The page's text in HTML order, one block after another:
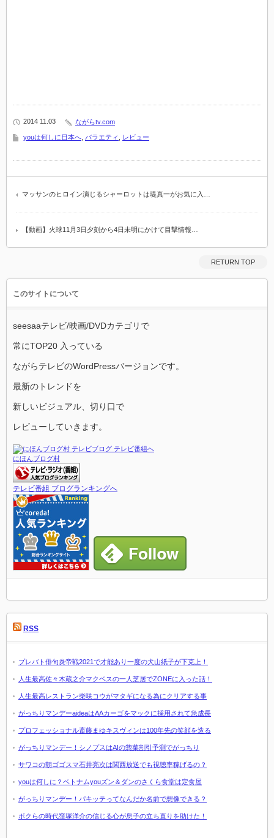
2014 11.03 ながらtv.com
youは何しに日本へ バラエティ レビュー
マッサンのヒロイン演じるシャーロットは堤真一がお気に入…
【動画】火球11月3日夕刻から4日未明にかけて目撃情報…
RETURN TOP
このサイトについて
seesaaテレビ/映画/DVDカテゴリで
常にTOP20 入っている
ながらテレビのWordPressバージョンです。
最新のトレンドを
新しいビジュアル、切り口で
レビューしていきます。
にほんブログ村
テレビ番組 ブログランキングへ
RSS
プレバト俳句炎帝戦2021で才能あり一度の犬山紙子が下克上！
人生最高佐々木蔵之介マクベスの一人芝居でZONEに入った話！
人生最高レストラン柴咲コウがマタギになる為にクリアする事
がっちりマンデーaideaはAAカーゴをマックに採用されて急成長
プロフェッショナル斎藤まゆキスヴィンは100年先の笑顔を造る
がっちりマンデー！シノプスはAIの惣菜割引予測でがっちり
サワコの朝ゴゴスマ石井亮次は関西放送でも視聴率稼げるの？
youは何しに？ベトナムyouズン＆ダンのさくら食堂は定食屋
がっちりマンデー！パキッテってなんだか名前で想像できる？
ボクらの時代窪塚洋介の信じる心が息子の立ち直りを助けた！